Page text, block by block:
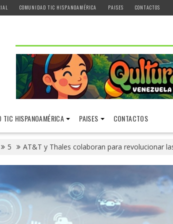
COMUNIDAD TIC HISPANOAMÉRICA PAISES CONTACTOS
TIC HISPANOAMÉRICA PAISES CONTACTOS
5 AT&T y Thales colaboran para revolucionar